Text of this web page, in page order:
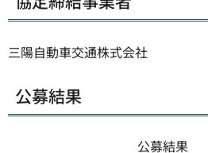
三陽自動車交通株式会社
公募結果
公募結果